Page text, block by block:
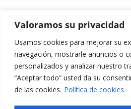
Valoramos su privacidad
Usamos cookies para mejorar su
navegación, mostrarle anuncios o
personalizados y analizar nuestro
“Aceptar todo” usted da su
de las cookies. Política de cookies
Contacta
amb
nosaltres
Edifici